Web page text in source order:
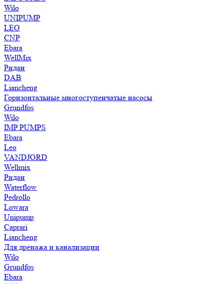
Wilo
UNIPUMP
LEO
CNP
Ebara
WellMix
Ридан
DAB
Liancheng
Горизонтальные многоступенчатые насосы
Grundfos
Wilo
IMP PUMPS
Ebara
Leo
VANDJORD
Wellmix
Ридан
Waterflow
Pedrollo
Lowara
Unipump
Caprari
Liancheng
Для дренажа и канализации
Wilo
Grundfos
Ebara